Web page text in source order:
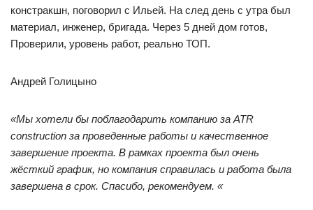
констракшн, поговорил с Ильей. На след день с утра был
материал, инженер, бригада. Через 5 дней дом готов,
Проверили, уровень работ, реально ТОП.
Андрей Голицыно
«Мы хотели бы поблагодарить компанию за ATR
construction за проведенные работы и качественное
завершение проекта. В рамках проекта был очень
жёсткий график, но компания справилась и работа была
завершена в срок. Спасибо, рекомендуем. «